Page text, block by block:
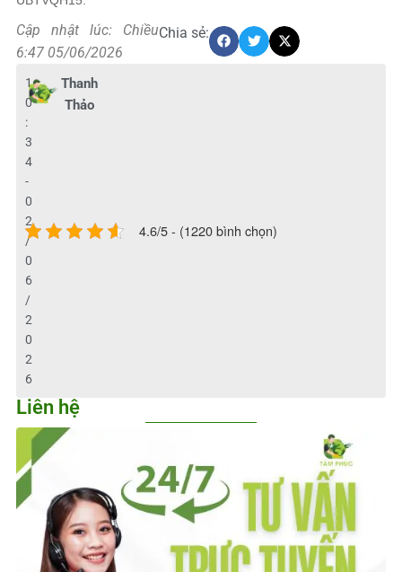
Cập nhật lúc: Chiều
6:47 05/06/2026
Chia sẻ:
Thanh
Thảo
1
0
:
3
4
-
0
2
/
0
6
/
2
0
2
6
4.6/5 - (1220 bình chọn)
Liên hệ